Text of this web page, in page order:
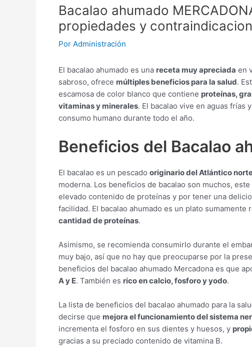
Bacalao ahumado
propiedades y
Por Administración
El bacalao ahumado es una receta muy apreciada en
sabroso, ofrece múltiples beneficios para la salud.
escamosa de color blanco que contiene proteínas,
vitaminas y minerales. El bacalao vive en aguas frías
consumo humano durante todo el año.
Beneficios del Bacalao
El bacalao es un pescado originario del Atlántico
moderna. Los beneficios de bacalao son muchos,
elevado contenido de proteínas y por tener una
facilidad. El bacalao ahumado es un plato
cantidad de proteínas.
Asimismo, se recomienda consumirlo durante el
muy bajo, así que no hay que preocuparse por la
beneficios del bacalao ahumado Mercadona es que
A y E. También es rico en calcio, fosforo y yodo.
La lista de beneficios del bacalao ahumado para la
decirse que mejora el funcionamiento del sistema
incrementa el fosforo en sus dientes y huesos, y
gracias a su preciado contenido de vitamina B.